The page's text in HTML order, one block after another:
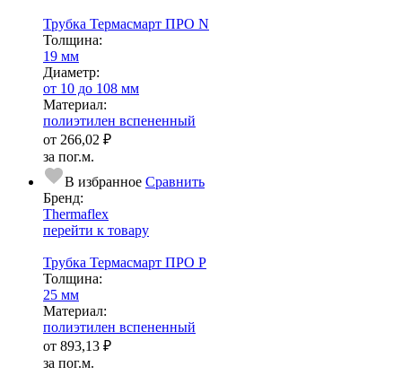
Трубка Термасмарт ПРО N
Тол­щи­на:
19 мм
Диаметр:
от 10 до 108 мм
Ма­­те­­ри­­ал:
полиэтилен вспененный
от 266,02 ₽
за пог.м.
В избранное Сравнить
Бренд:
Thermaflex
перейти к товару
Трубка Термасмарт ПРО Р
Тол­щи­на:
25 мм
Ма­­те­­ри­­ал:
полиэтилен вспененный
от 893,13 ₽
за пог.м.